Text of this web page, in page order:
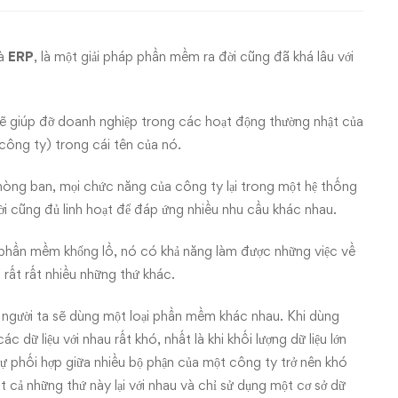
ERP, là một giải pháp phần mềm ra đời cũng đã khá lâu với
giúp đỡ doanh nghiệp trong các hoạt động thường nhật của
ty) trong cái tên của nó.
ban, mọi chức năng của công ty lại trong một hệ thống
đủ linh hoạt để đáp ứng nhiều nhu cầu khác nhau.
mềm khổng lồ, nó có khả năng làm được những việc về
rất nhiều những thứ khác.
ta sẽ dùng một loại phần mềm khác nhau. Khi dùng
dữ liệu với nhau rất khó, nhất là khi khối lượng dữ liệu lớn
hợp giữa nhiều bộ phận của một công ty trở nên khó
những thứ này lại với nhau và chỉ sử dụng một cơ sở dữ